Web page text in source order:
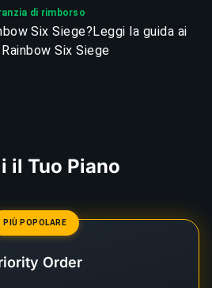
di rimborso
Six Siege?Leggi la guida ai
Six Siege
il Tuo Piano
PIÙ POPOLARE
Order